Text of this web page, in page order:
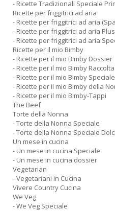
- Ricette Tradizionali Speciale
Ricette per friggitrici ad aria
- Ricette per friggitrici ad aria
- Ricette per friggitrici ad aria Plus
- Ricette per friggitrici ad aria
Ricette per il mio Bimby
- Ricette per il mio Bimby Dossier
- Ricette per il mio Bimby
- Ricette per il mio Bimby Speciale
- Ricette per il mio Bimby della
- Ricette per il mio Bimby-Tappi
The Beef
Torte della Nonna
- Torte della Nonna Speciale
- Torte della Nonna Speciale Dolci
Un mese in cucina
- Un mese in cucina Speciale
- Un mese in cucina dossier
Vegetarian
- Vegetariani in Cucina
Vivere Country Cucina
We Veg
- We Veg Speciale